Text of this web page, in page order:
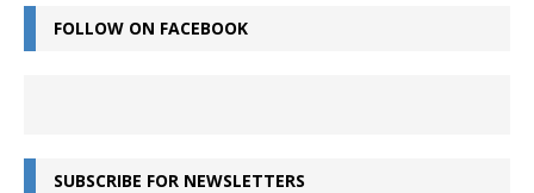
FOLLOW ON FACEBOOK
SUBSCRIBE FOR NEWSLETTERS